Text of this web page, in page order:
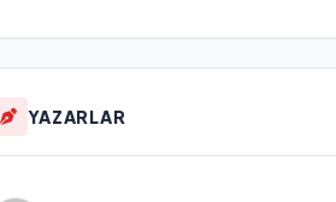
YAZARLAR